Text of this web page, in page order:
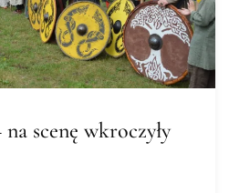
scenę wkroczyły